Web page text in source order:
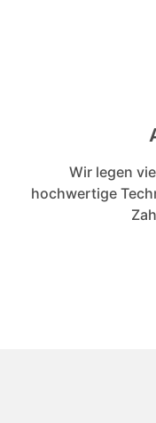
Wir legen
hochwertige